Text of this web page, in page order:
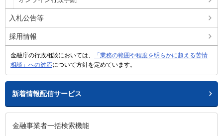
入札公告等
採用情報
金融庁の行政相談においては、
「業務の範囲や程度を明らかに超える苦情
相談」への対応について方針を定めています。
新着情報配信サービス
金融事業者一括検索機能